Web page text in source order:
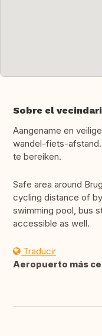
Sobre el
Aangename en
wandel-fiets-afstand.
te bereiken.
Safe area around
cycling distance of
swimming pool, bus
accessible as well.
Traducir
Aeropuerto más